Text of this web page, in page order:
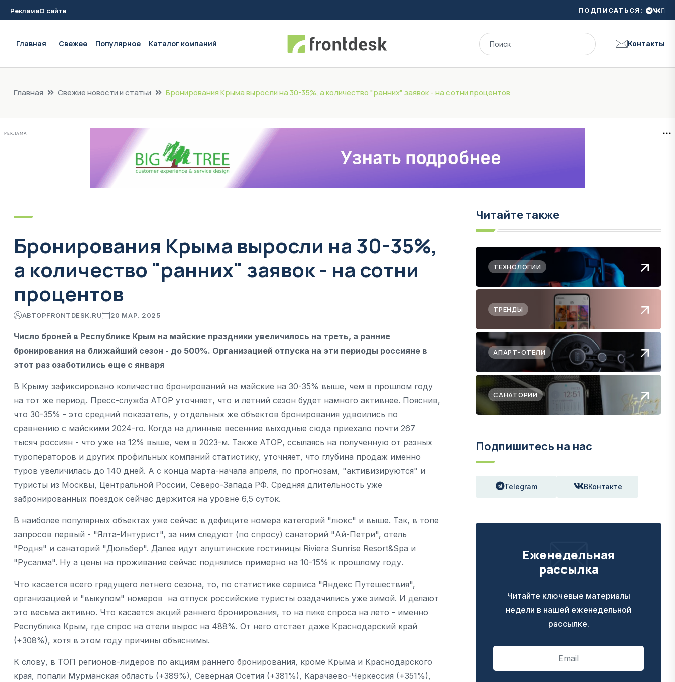
РекламаО сайте ПОДПИСАТЬСЯ:
Главная Свежее Популярное Каталог компаний Контакты
Главная Свежие новости и статьи Бронирования Крыма выросли на 30-35%, а количество "ранних" заявок - на сотни процентов
РЕКЛАМА
Бронирования Крыма выросли на 30-35%,
а количество "ранних" заявок - на сотни
процентов
АВТОРFRONTDESK.RU 20 МАР. 2025
Число броней в Республике Крым на майские праздники увеличилось на треть, а ранние
бронирования на ближайший сезон - до 500%. Организацией отпуска на эти периоды россияне в
этот раз озаботились еще с января
В Крыму зафиксировано количество бронирований на майские на 30-35% выше, чем в прошлом году
на тот же период. Пресс-служба АТОР уточняет, что и летний сезон будет намного активнее. Пояснив,
что 30-35% - это средний показатель, у отдельных же объектов бронирования удвоились по
сравнению с майскими 2024-го. Когда на длинные весенние выходные сюда приехало почти 267
тысяч россиян - что уже на 12% выше, чем в 2023-м. Также АТОР, ссылаясь на полученную от разных
туроператоров и других профильных компаний статистику, уточняет, что глубина продаж именно
туров увеличилась до 140 дней. А с конца марта-начала апреля, по прогнозам, "активизируются" и
туристы из Москвы, Центральной России, Северо-Запада РФ. Средняя длительность уже
забронированных поездок сейчас держится на уровне 6,5 суток.
В наиболее популярных объектах уже сейчас в дефиците номера категорий "люкс" и выше. Так, в топе
запросов первый - "Ялта-Интурист", за ним следуют (по спросу) санаторий "Ай-Петри", отель
"Родня" и санаторий "Дюльбер". Далее идут алуштинские гостиницы Riviera Sunrise Resort&Spa и
"Русалма". Ну а цены на проживание сейчас поднялись примерно на 10-15% к прошлому году.
Что касается всего грядущего летнего сезона, то, по статистике сервиса "Яндекс Путешествия",
организацией и "выкупом" номеров на отпуск российские туристы озадачились уже зимой. И делают
это весьма активно. Что касается акций раннего бронирования, то на пике спроса на лето - именно
Республика Крым, где спрос на отели вырос на 488%. От него отстает даже Краснодарский край
(+308%), хотя в этом году причины объяснимы.
К слову, в ТОП регионов-лидеров по акциям раннего бронирования, кроме Крыма и Краснодарского
края, попали Мурманская область (+389%), Северная Осетия (+381%), Карачаево-Черкессия (+351%),
Читайте также
ТЕХНОЛОГИИ
ТРЕНДЫ
АПАРТ-ОТЕЛИ
САНАТОРИИ
Подпишитесь на нас
Telegram ВКонтакте
Еженедельная
рассылка
Читайте ключевые материалы
недели в нашей еженедельной
рассылке.